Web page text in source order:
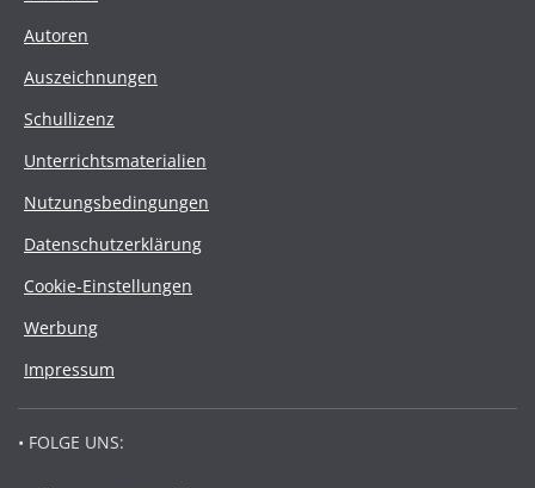
Autoren
Auszeichnungen
Schullizenz
Unterrichtsmaterialien
Nutzungsbedingungen
Datenschutzerklärung
Cookie-Einstellungen
Werbung
Impressum
• FOLGE UNS: